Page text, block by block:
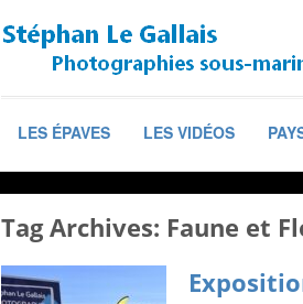
LES ÉPAVES LES VIDÉOS
Tag Archives: Faune et